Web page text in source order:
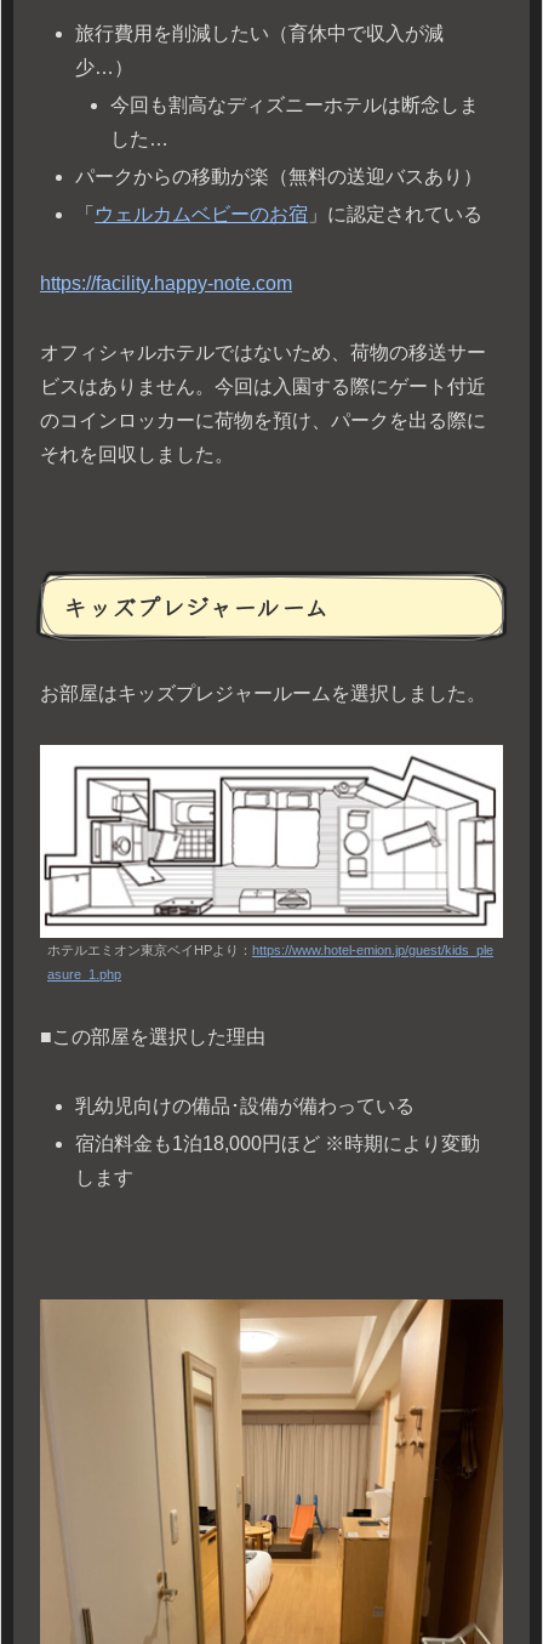
旅行費用を削減したい（育休中で収入が減
少…）
今回も割高なディズニーホテルは断念しま
した…
パークからの移動が楽（無料の送迎バスあり）
「 ウェルカムベビーのお宿 」に認定されている
https://facility.happy-note.com
オフィシャルホテルではないため、荷物の移送サー
ビスはありません。今回は入園する際にゲート付近
のコインロッカーに荷物を預け、パークを出る際に
それを回収しました。
キッズプレジャールーム
お部屋はキッズプレジャールームを選択しました。
ホテルエミオン東京ベイHPより： https://www.hotel-emion.jp/guest/kids_ple
asure_1.php
■この部屋を選択した理由
乳幼児向けの備品･設備が備わっている
宿泊料金も1泊18,000円ほど ※時期により変動
します